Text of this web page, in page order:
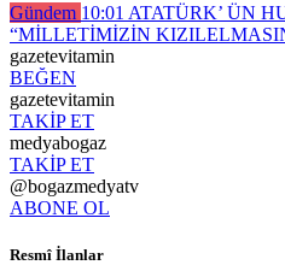
Gündem 10:01 ATATÜRK’ ÜN
“MİLLETİMİZİN
gazetevitamin
BEĞEN
gazetevitamin
TAKİP ET
medyabogaz
TAKİP ET
@bogazmedyatv
ABONE OL
Resmî İlanlar